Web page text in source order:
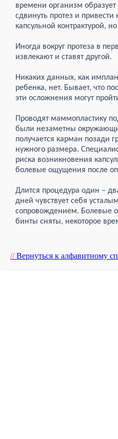
времени организм образует
сдвинуть протез и
капсульной контрактурой,
Иногда вокруг протеза в
извлекают и ставят другой.
Никаких данных, как
ребенка, нет. Бывает, что
эти осложнения могут
Проводят маммопластику
были незаметны
получается карман позади
нужного размера.
риска возникновения
болевые ощущения после
Длится процедура один –
дней чувствует себя
сопровождением. Болевые
бинты сняты, некоторое
//Вернуться к алфавитному